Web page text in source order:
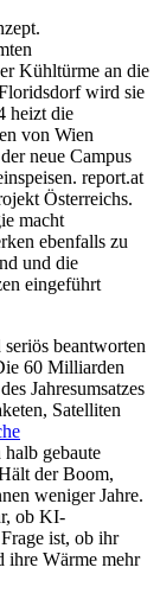
Kühltürme an die
wird sie
heizt die
von Wien
neue Campus
report.at
Österreichs.
macht
ebenfalls zu
und die
eingeführt
beantworten
60 Milliarden
Jahresumsatzes
Satelliten
gebaute
der Boom,
weniger Jahre.
ob KI-
ist, ob ihr
ihre Wärme mehr